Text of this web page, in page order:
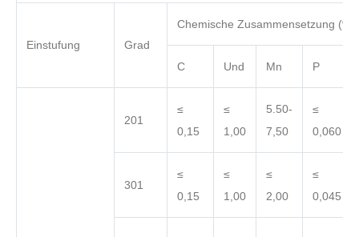
Einstufung Grad
Chemische Zusammensetzung (%)
C Und Mn P
201
≤
0,15
≤
1,00
5.50-
7,50
≤
0,060
301
≤
0,15
≤
1,00
≤
2,00
≤
0,045